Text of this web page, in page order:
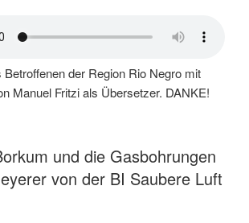
Betroffenen der Region Rio Negro mit
Manuel Fritzi als Übersetzer. DANKE!
und die Gasbohrungen
von der BI Saubere Luft